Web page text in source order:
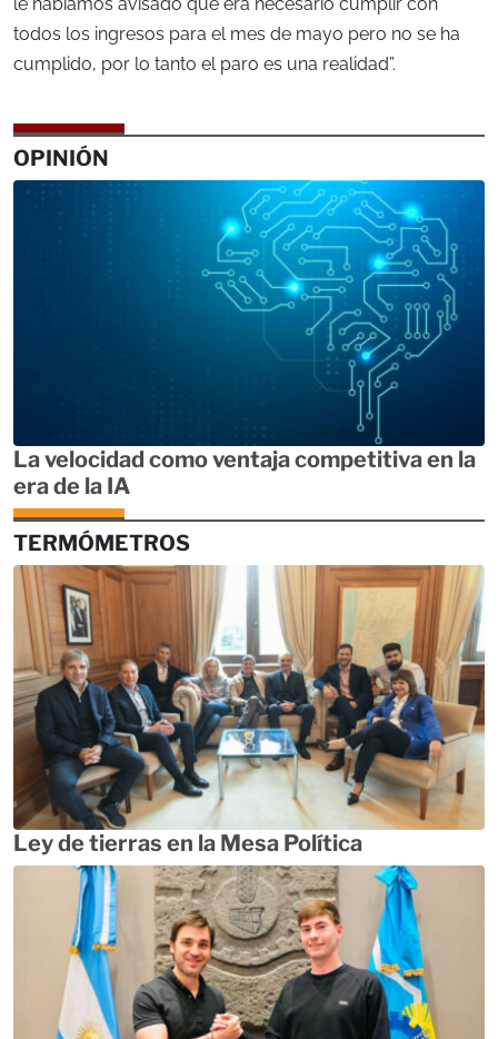
todos los ingresos para el mes de mayo pero no se ha
cumplido, por lo tanto el paro es una realidad”.
OPINIÓN
La velocidad como ventaja competitiva en la
era de la IA
TERMÓMETROS
Ley de tierras en la Mesa Política